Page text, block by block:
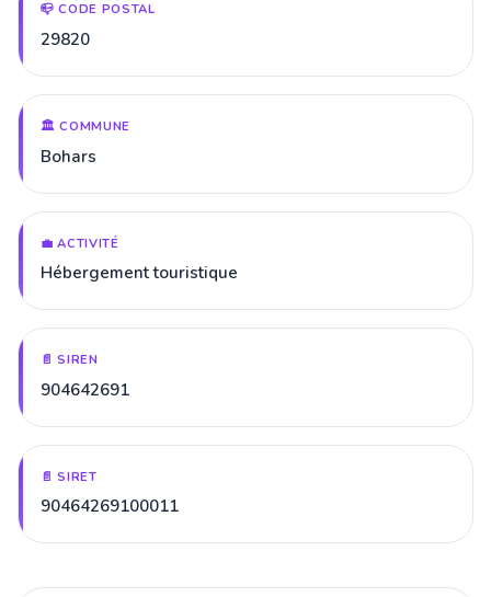
📪 CODE POSTAL
29820
🏛️ COMMUNE
Bohars
💼 ACTIVITÉ
Hébergement touristique
📄 SIREN
904642691
📄 SIRET
90464269100011